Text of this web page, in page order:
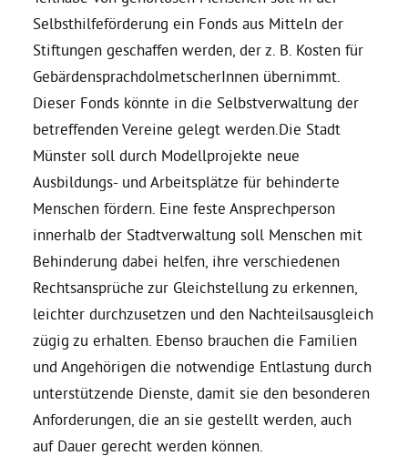
Selbsthilfeförderung ein Fonds aus Mitteln der
Stiftungen geschaffen werden, der z. B. Kosten für
GebärdensprachdolmetscherInnen übernimmt.
Dieser Fonds könnte in die Selbstverwaltung der
betreffenden Vereine gelegt werden.Die Stadt
Münster soll durch Modellprojekte neue
Ausbildungs- und Arbeitsplätze für behinderte
Menschen fördern. Eine feste Ansprechperson
innerhalb der Stadtverwaltung soll Menschen mit
Behinderung dabei helfen, ihre verschiedenen
Rechtsansprüche zur Gleichstellung zu erkennen,
leichter durchzusetzen und den Nachteilsausgleich
zügig zu erhalten. Ebenso brauchen die Familien
und Angehörigen die notwendige Entlastung durch
unterstützende Dienste, damit sie den besonderen
Anforderungen, die an sie gestellt werden, auch
auf Dauer gerecht werden können.